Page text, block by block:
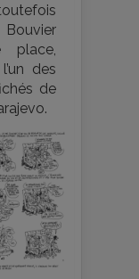
place,
des
de